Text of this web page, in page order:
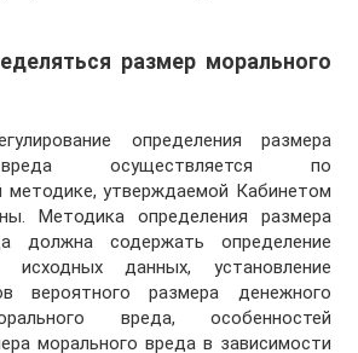
размер морального
определения размера
осуществляется по
методике, утверждаемой Кабинетом
Методика определения размера
должна содержать определение
исходных данных, установление
вероятного размера денежного
вреда, особенностей
морального вреда в зависимости